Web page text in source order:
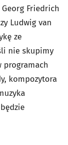
Friedrich
Ludwig van
ze
nie skupimy
programach
kompozytora